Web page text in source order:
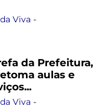
Viva -
da Prefeitura,
aulas e
Viva -